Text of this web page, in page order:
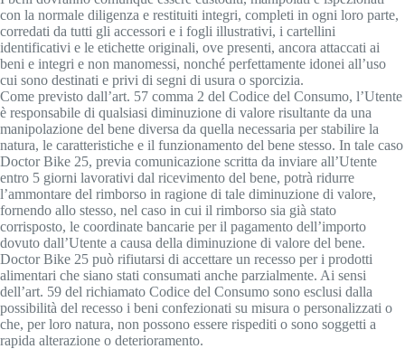
con la normale diligenza e restituiti integri, completi in ogni loro parte,
corredati da tutti gli accessori e i fogli illustrativi, i cartellini
identificativi e le etichette originali, ove presenti, ancora attaccati ai
beni e integri e non manomessi, nonché perfettamente idonei all’uso
cui sono destinati e privi di segni di usura o sporcizia.
Come previsto dall’art. 57 comma 2 del Codice del Consumo, l’Utente
è responsabile di qualsiasi diminuzione di valore risultante da una
manipolazione del bene diversa da quella necessaria per stabilire la
natura, le caratteristiche e il funzionamento del bene stesso. In tale caso
Doctor Bike 25, previa comunicazione scritta da inviare all’Utente
entro 5 giorni lavorativi dal ricevimento del bene, potrà ridurre
l’ammontare del rimborso in ragione di tale diminuzione di valore,
fornendo allo stesso, nel caso in cui il rimborso sia già stato
corrisposto, le coordinate bancarie per il pagamento dell’importo
dovuto dall’Utente a causa della diminuzione di valore del bene.
Doctor Bike 25 può rifiutarsi di accettare un recesso per i prodotti
alimentari che siano stati consumati anche parzialmente. Ai sensi
dell’art. 59 del richiamato Codice del Consumo sono esclusi dalla
possibilità del recesso i beni confezionati su misura o personalizzati o
che, per loro natura, non possono essere rispediti o sono soggetti a
rapida alterazione o deterioramento.